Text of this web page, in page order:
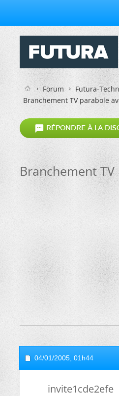
Forum Futura-
Branchement TV parabole
 RÉPONDRE À LA
Branchement
04/01/2005, 01h44
invite1cde2efe